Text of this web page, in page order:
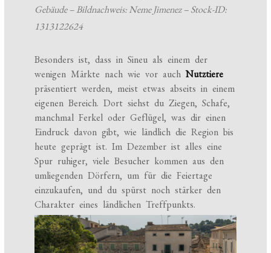
Gebäude – Bildnachweis: Neme Jimenez – Stock-ID:
1313122624
Besonders ist, dass in Sineu als einem der
wenigen Märkte nach wie vor auchNutztiere
präsentiert werden, meist etwas abseits in einem
eigenen Bereich. Dort siehst du Ziegen, Schafe,
manchmal Ferkel oder Geflügel, was dir einen
Eindruck davon gibt, wie ländlich die Region bis
heute geprägt ist. Im Dezember ist alles eine
Spur ruhiger, viele Besucher kommen aus den
umliegenden Dörfern, um für die Feiertage
einzukaufen, und du spürst noch stärker den
Charakter eines ländlichen Treffpunkts.